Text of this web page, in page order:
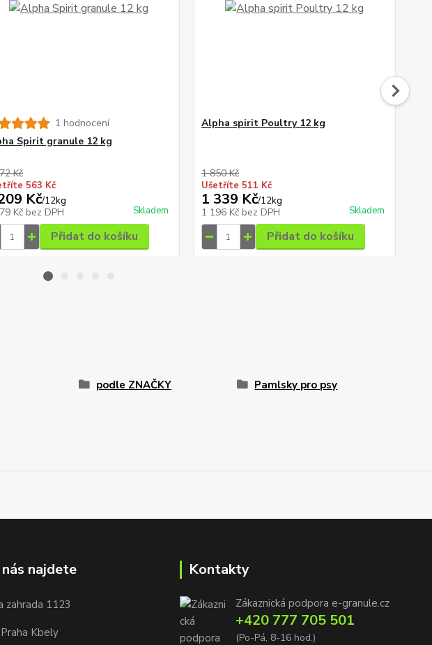
1 hodnocení
Spirit granule 12 kg
Kč
563 Kč
Kč/12kg
Kč bez DPH Skladem
Přidat do košíku
Alpha spirit Poultry 12 kg
1 850 Kč
Ušetříte 511 Kč
1 339 Kč/12kg
1 196 Kč bez DPH Skladem
Přidat do košíku
podle ZNAČKY
Pamlsky pro psy
najdete
zahrada 1123
Kbely
Kontakty
Zákaznická podpora e-granule.cz
+420 777 705 501
(Po-Pá, 8-16 hod.)